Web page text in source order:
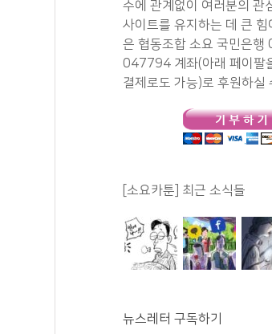
수에 관계없이 여러분의 관
사이트를 유지하는 데 큰 힘
은 협동조합 소요 국민은
047794 계좌(아래 페이팔
결제로도 가능)로 후원하실
[소요카툰] 최근 소식들
뉴스레터 구독하기